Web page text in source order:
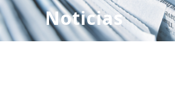
Noticias